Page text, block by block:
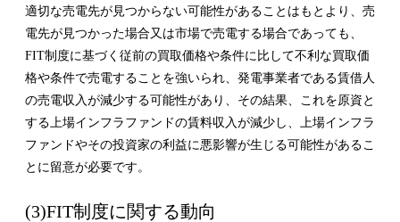
適切な売電先が見つからない可能性があることはもとより、売
電先が見つかった場合又は市場で売電する場合であっても、
FIT制度に基づく従前の買取価格や条件に比して不利な買取価
格や条件で売電することを強いられ、発電事業者である賃借人
の売電収入が減少する可能性があり、その結果、これを原資と
する上場インフラファンドの賃料収入が減少し、上場インフラ
ファンドやその投資家の利益に悪影響が生じる可能性があるこ
とに留意が必要です。
(3)FIT制度に関する動向